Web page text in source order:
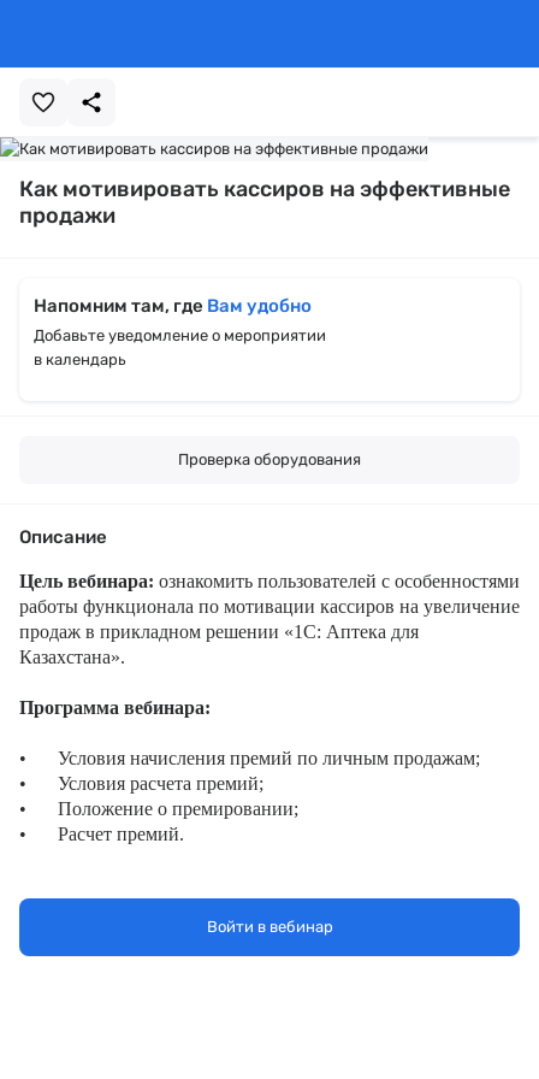
Как мотивировать кассиров на эффективные
продажи
Напомним там, где Вам удобно
Добавьте уведомление о мероприятии
в календарь
Проверка оборудования
Описание
Цель вебинара: ознакомить пользователей с особенностями
работы функционала по мотивации кассиров на увеличение
продаж в прикладном решении «1С: Аптека для
Казахстана».
Программа вебинара:
•
Условия начисления премий по личным продажам;
•
Условия расчета премий;
•
Положение о премировании;
•
Расчет премий.
Участие в вебинаре бесплатное.
Войти в вебинар